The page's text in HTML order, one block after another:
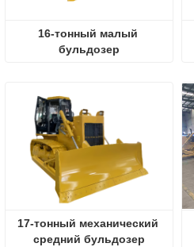
16-тонный малый
бульдозер
17-тонный механический
средний бульдозер